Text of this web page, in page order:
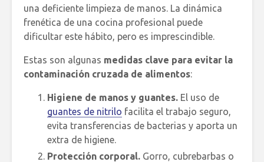
una deficiente limpieza de manos. La dinámica
frenética de una cocina profesional puede
dificultar este hábito, pero es imprescindible.
Estas son algunas medidas clave para evitar la
contaminación cruzada de alimentos:
Higiene de manos y guantes. El uso de
guantes de nitrilo facilita el trabajo seguro,
evita transferencias de bacterias y aporta un
extra de higiene.
Protección corporal. Gorro, cubrebarbas o